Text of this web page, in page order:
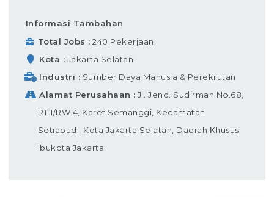
Informasi Tambahan
Total Jobs
240 Pekerjaan
Kota
Jakarta Selatan
Industri
Sumber Daya Manusia & Perekrutan
Alamat Perusahaan
Jl. Jend. Sudirman No.68,
RT.1/RW.4, Karet Semanggi, Kecamatan
Setiabudi, Kota Jakarta Selatan, Daerah Khusus
Ibukota Jakarta